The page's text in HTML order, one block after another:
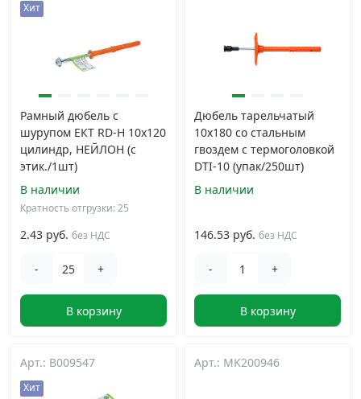
Хит
Рамный дюбель с
шурупом ЕКТ RD-H 10x120
цилиндр, НЕЙЛОН (с
этик./1шт)
В наличии
Кратность отгрузки: 25
2.43 руб. без НДС
- +
В корзину
Дюбель тарельчатый
10х180 со стальным
гвоздем с термоголовкой
DTI-10 (упак/250шт)
В наличии
146.53 руб. без НДС
- +
В корзину
Арт.: B009547
Хит
Арт.: MK200946